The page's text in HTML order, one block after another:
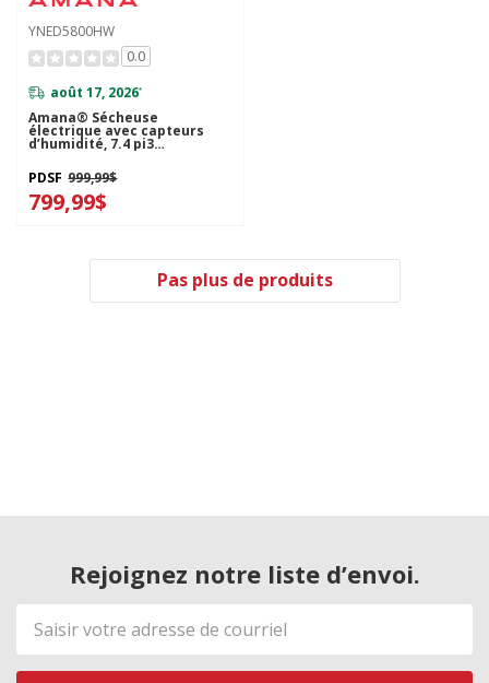
YNED5800HW
0.0
août 17, 2026*
Amana® Sécheuse
électrique avec capteurs
d’humidité, 7.4 pi3
PDSF 999,99$
799,99$
Pas plus de produits
Rejoignez notre liste d’envoi.
Adresse
de
courriel